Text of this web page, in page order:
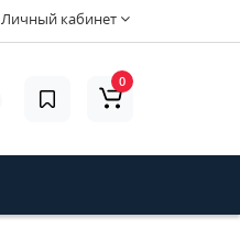
Личный кабинет
0